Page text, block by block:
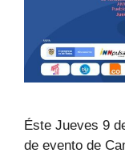
Éste Jueves 9
de evento de